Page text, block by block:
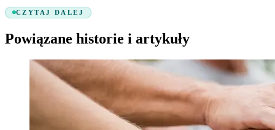
CZYTAJ DALEJ
Powiązane historie i artykuły